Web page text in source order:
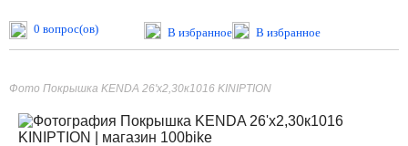
0 вопрос(ов) В избранное В избранное
Фото Покрышка KENDA 26'х2,30к1016 KINIPTION